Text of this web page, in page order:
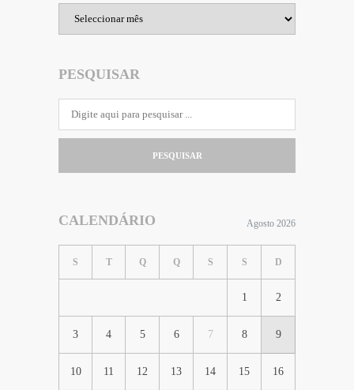
PESQUISAR
PESQUISAR
CALENDÁRIO Agosto 2026
S T Q Q S S D
1 2
3 4 5 6 7 8 9
10 11 12 13 14 15 16